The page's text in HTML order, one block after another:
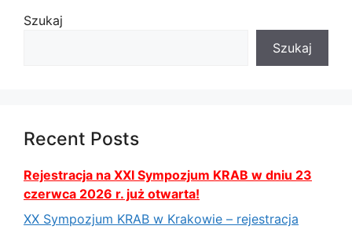
Szukaj
Szukaj
Recent Posts
Rejestracja na XXI Sympozjum KRAB w dniu 23
czerwca 2026 r. już otwarta!
XX Sympozjum KRAB w Krakowie – rejestracja